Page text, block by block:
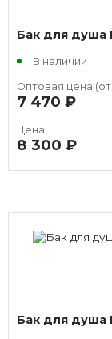
Бак для душа
В наличии
Оптовая цена (от
7 470
Цена:
8 300
Бак для душа